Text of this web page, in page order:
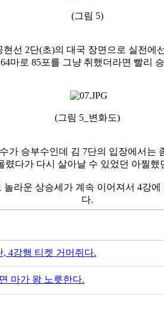
(그림 5)
선 2단(초)의 대국 장면으로 실전에
마로 85포를 그냥 취했더라면 빨리
(그림 5_변화도)
가 승부수인데 김 7단의 입장에서는
렸다가 다시 살아날 수 있었던 아찔했
라운 상승세가 계속 이어져서 4강
다.
, 4강행 티켓 거머쥐다.
마가 왕 노릇한다.